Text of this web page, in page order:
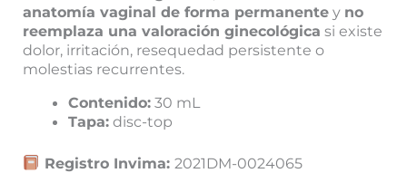
anatomía vaginal de forma permanente y no
reemplaza una valoración ginecológica si existe
dolor, irritación, resequedad persistente o
molestias recurrentes.
Contenido:30 mL
Tapa:disc-top
Registro Invima: 2021DM-0024065